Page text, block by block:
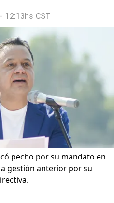
12:13hs CST
pecho por su mandato en
gestión anterior por su